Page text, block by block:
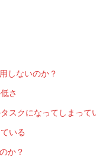
しないのか？
さ
スクになってしまって
いる
か？